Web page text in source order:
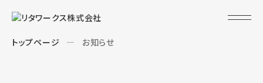
トップページ お知らせ